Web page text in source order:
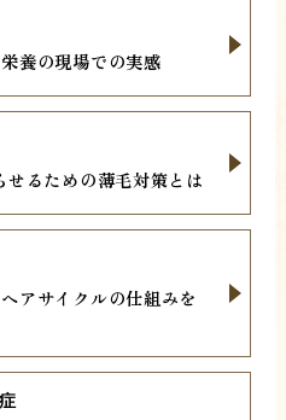
養の現場での実感
るための薄毛対策とは
アサイクルの仕組みを